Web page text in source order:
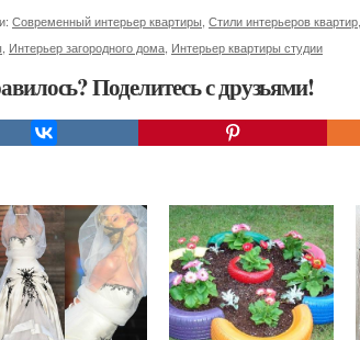
Современный интерьер квартиры Стили интерьеров квартир
Интерьер загородного дома Интерьер квартиры студии
Поделитесь с друзьями!